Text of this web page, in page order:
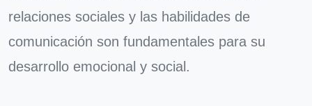
relaciones sociales y las habilidades de
comunicación son fundamentales para su
desarrollo emocional y social.